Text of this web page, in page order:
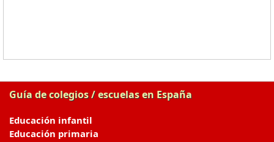
Guía de colegios / escuelas en España
Educación infantil
Educación primaria